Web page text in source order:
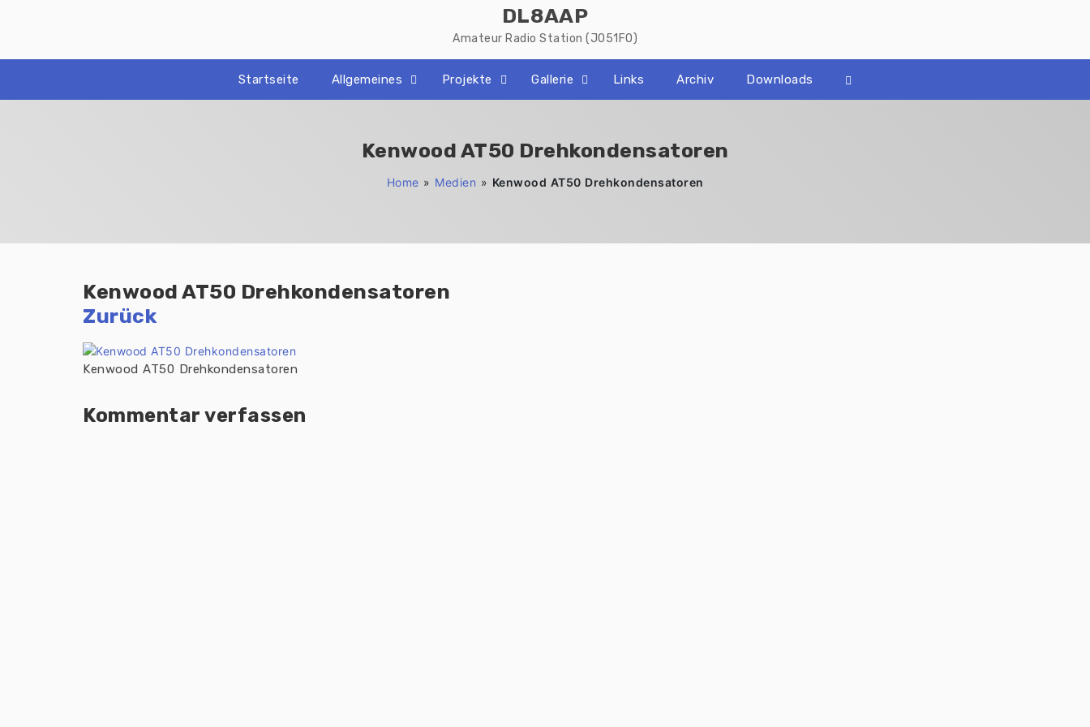
DL8AAP
Amateur Radio Station (JO51FO)
Startseite Allgemeines Projekte Gallerie Links Archiv Downloads
Kenwood AT50 Drehkondensatoren
Home » Medien » Kenwood AT50 Drehkondensatoren
Kenwood AT50 Drehkondensatoren
Zurück
Kenwood AT50 Drehkondensatoren
Kommentar verfassen